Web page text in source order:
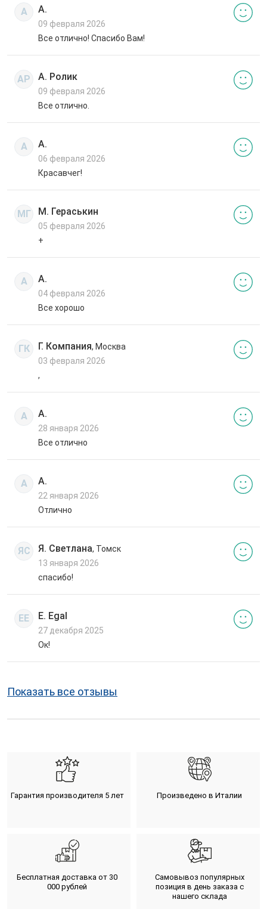
А А.
09 февраля 2026
Все отлично! Спасибо Вам!
АР А. Ролик
09 февраля 2026
Все отлично.
А А.
06 февраля 2026
Красавчег!
МГ М. Гераськин
05 февраля 2026
+
А А.
04 февраля 2026
Все хорошо
ГК Г. Компания, Москва
03 февраля 2026
,
А А.
28 января 2026
Все отлично
А А.
22 января 2026
Отлично
ЯС Я. Светлана, Томск
13 января 2026
спасибо!
EE E. Egal
27 декабря 2025
Ок!
Показать все отзывы
Гарантия производителя 5 лет Произведено в Италии
Бесплатная доставка от 30
000 рублей
Самовывоз популярных
позиция в день заказа с
нашего склада